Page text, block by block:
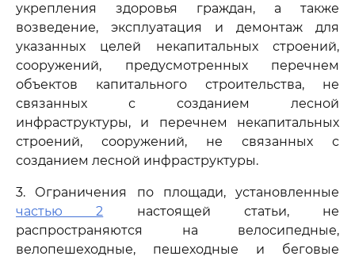
укрепления здоровья граждан, а также
возведение, эксплуатация и демонтаж для
указанных целей некапитальных строений,
сооружений, предусмотренных перечнем
объектов капитального строительства, не
связанных с созданием лесной
инфраструктуры, и перечнем некапитальных
строений, сооружений, не связанных с
созданием лесной инфраструктуры.
3. Ограничения по площади, установленные
частью 2 настоящей статьи, не
распространяются на велосипедные,
велопешеходные, пешеходные и беговые